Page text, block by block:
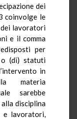
dei
coinvolge le
dei lavoratori
e il comma
per
o (di) statuti
in
materia
sarebbe
disciplina
lavoratori,